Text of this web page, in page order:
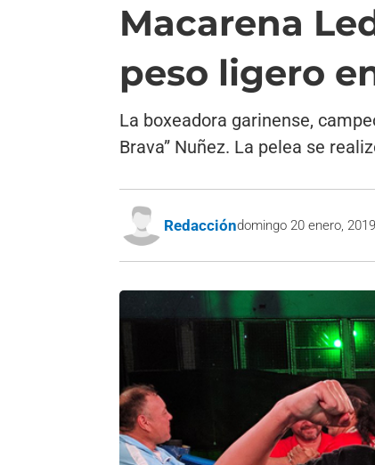
Macarena
peso ligero
La boxeadora garinense,
Brava” Nuñez. La pelea se
Redaccióndomingo 20 enero, 2019